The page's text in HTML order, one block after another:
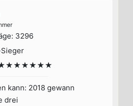
3296
kann: 2018 gewann
drei